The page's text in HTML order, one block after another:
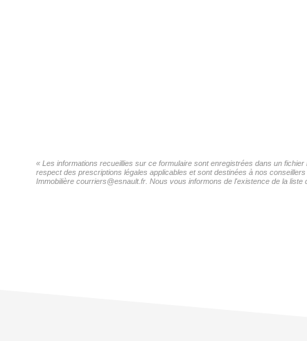
« Les informations recueillies sur ce formulaire sont enregistrées dans un
respect des prescriptions légales applicables et sont destinées à nos
Immobilière courriers@esnault.fr. Nous vous informons de l'existence de la